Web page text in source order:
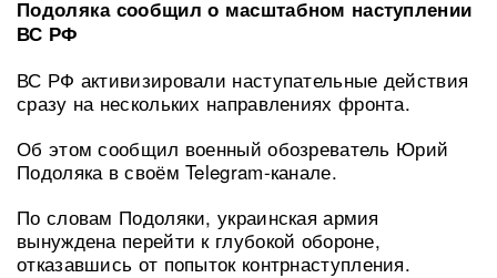
Подоляка сообщил о масштабном наступлении
ВС РФ
ВС РФ активизировали наступательные действия
сразу на нескольких направлениях фронта.
Об этом сообщил военный обозреватель Юрий
Подоляка в своём Telegram-канале.
По словам Подоляки, украинская армия
вынуждена перейти к глубокой обороне,
отказавшись от попыток контрнаступления.